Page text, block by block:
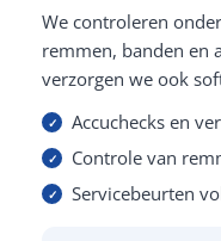
We controleren
remmen, banden en
verzorgen we ook
Accuchecks en
Controle van
Servicebeurten